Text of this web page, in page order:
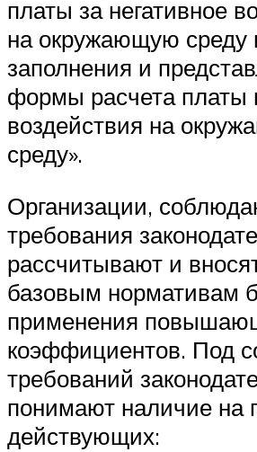
платы за негативное
на окружающую среду
заполнения и
формы расчета платы
воздействия на
среду».
Организации,
требования
рассчитывают и
базовым нормативам
применения
коэффициентов. Под
требований
понимают наличие на
действующих: